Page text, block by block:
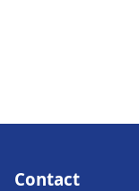
Contact